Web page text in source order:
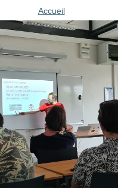
Accueil